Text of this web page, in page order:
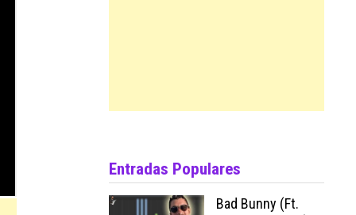
Entradas Populares
Bad Bunny (ft.